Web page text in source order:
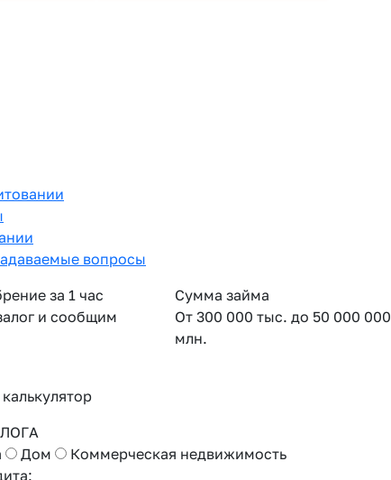
вопросы
за 1 час
и сообщим
Сумма займа
От 300 000 тыс. до 50 000 000
млн.
Дом
Коммерческая недвижимость